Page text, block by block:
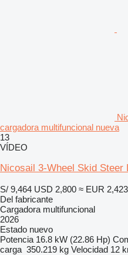
cargadora multifuncional nueva
13
VÍDEO
Nicosail 3-Wheel Skid Steer
S/ 9,464 USD 2,800 ≈ EUR 2,423
Del fabricante
Cargadora multifuncional
2026
Estado nuevo
Potencia 16.8 kW (22.86 Hp)
carga 350.219 kg Velocidad 12